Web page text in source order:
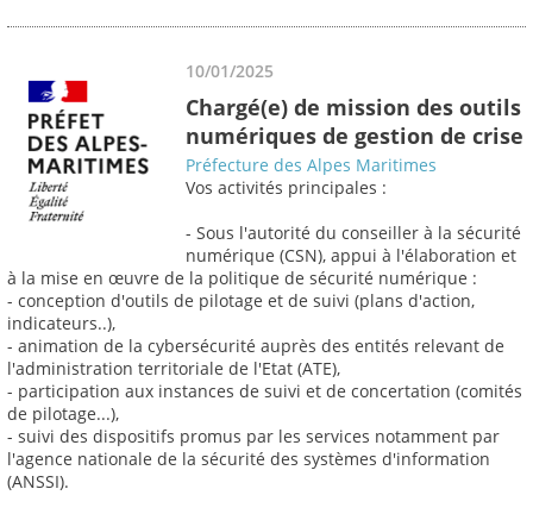
10/01/2025
Chargé(e) de mission des outils
numériques de gestion de crise
Préfecture des Alpes Maritimes
Vos activités principales :
- Sous l'autorité du conseiller à la sécurité
numérique (CSN), appui à l'élaboration et
à la mise en œuvre de la politique de sécurité numérique :
- conception d'outils de pilotage et de suivi (plans d'action,
indicateurs..),
- animation de la cybersécurité auprès des entités relevant de
l'administration territoriale de l'Etat (ATE),
- participation aux instances de suivi et de concertation (comités
de pilotage...),
- suivi des dispositifs promus par les services notamment par
l'agence nationale de la sécurité des systèmes d'information
(ANSSI).